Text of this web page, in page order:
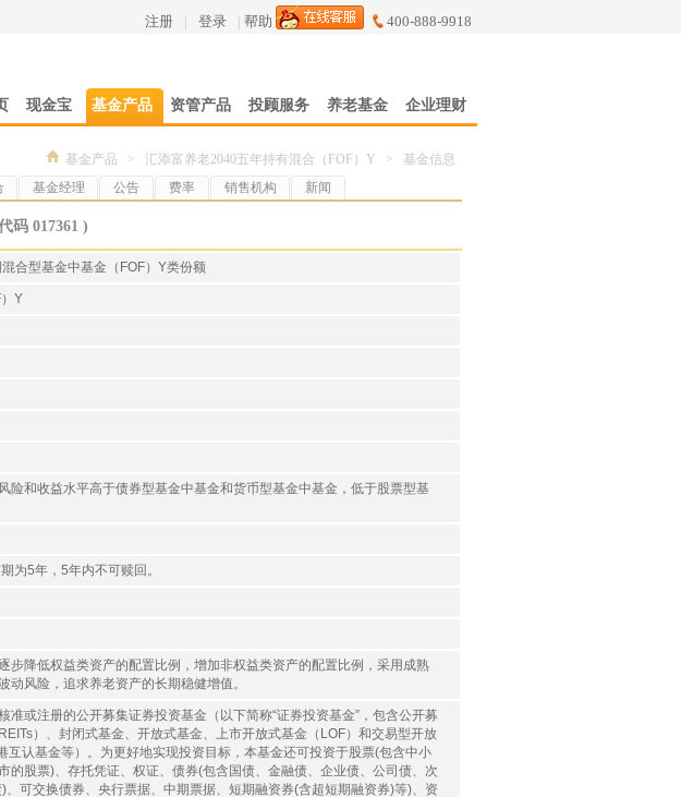
注册 | 登录 | 帮助 400-888-9918
现金宝 基金产品 资管产品 投顾服务 养老基金 企业理财
基金产品 > 汇添富养老2040五年持有混合（FOF）Y > 基金信息
基金经理 公告 费率 销售机构 新闻
码 017361 )
合型基金中基金（FOF）Y类份额
Y
险和收益水平高于债券型基金中基金和货币型基金中基金，低于股票型基
为5年，5年内不可赎回。
步降低权益类资产的配置比例，增加非权益类资产的配置比例，采用成熟
动风险，追求养老资产的长期稳健增值。
准或注册的公开募集证券投资基金（以下简称“证券投资基金”，包含公开募
）、封闭式基金、开放式基金、上市开放式基金（LOF）和交易型开放
互认基金等）。为更好地实现投资目标，本基金还可投资于股票(包含中小
的股票)、存托凭证、权证、债券(包含国债、金融债、企业债、公司债、次
可交换债券、央行票据、中期票据、短期融资券(含超短期融资券)等)、资